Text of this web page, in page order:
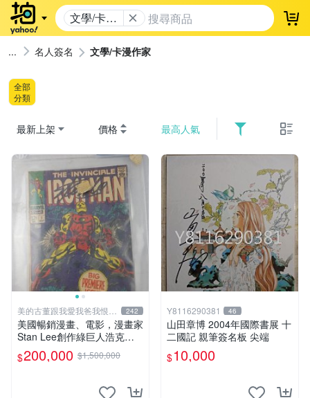
文學/卡漫
作家
登
名人簽名 文學/卡漫作家
全部
分類
最新上架 價格 最高人氣
美的古董跟我愛我爸我恨壞
人
242
美國暢銷漫畫、電影，漫畫家
Stan Lee創作綠巨人浩克、
蜘蛛人、X戰警、鋼鐵人，鋼
鐵人是世界最有錢總裁拯救國
8鋼鐵人第一集簽名漫畫
$200,000 $1,500,000
Y8116290381 46
山田章博 2004年國際書展 十
二國記 親筆簽名板 尖端
$10,000